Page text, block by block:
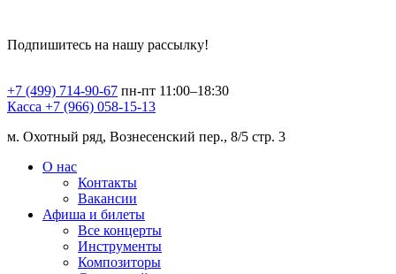
Подпишитесь на нашу рассылку!
+7 (499) 714-90-67 пн-пт 11:00–18:30
Касса +7 (966) 058-15-13
м. Охотный ряд, Вознесенский пер., 8/5 стр. 3
О нас
Контакты
Вакансии
Афиша и билеты
Все концерты
Инструменты
Композиторы